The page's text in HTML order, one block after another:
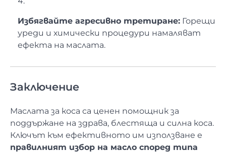
Избягвайте агресивно третиране: Горещи
уреди и химически процедури намаляват
ефекта на маслата.
Заключение
Маслата за коса са ценен помощник за
поддържане на здрава, блестяща и силна коса.
Ключът към ефективното им използване е
правилният избор на масло според типа